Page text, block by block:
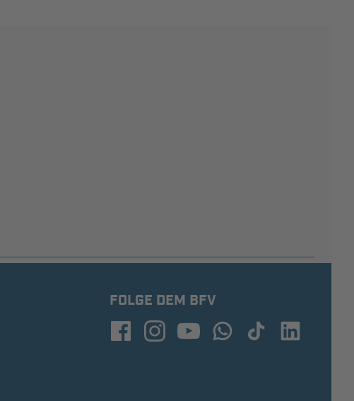
FOLGE DEM BFV